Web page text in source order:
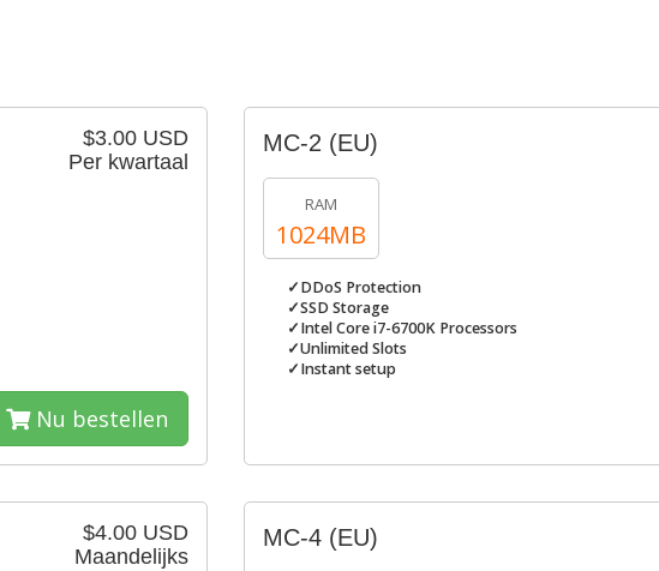
$3.00 USD
Per kwartaal
Nu bestellen
MC-2 (EU)
RAM
1024MB
✓DDoS Protection
✓SSD Storage
✓Intel Core i7-6700K Processors
✓Unlimited Slots
✓Instant setup
$4.00 USD
Maandelijks
MC-4 (EU)